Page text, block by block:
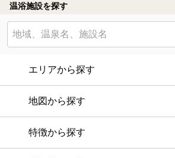
温浴施設を探す
エリアから探す
地図から探す
特徴から探す